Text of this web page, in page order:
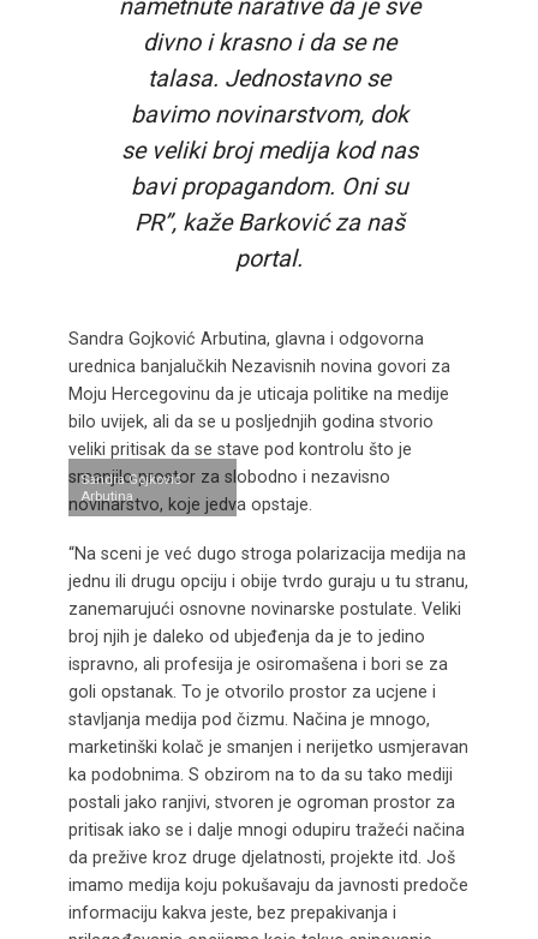
nametnute narative da je sve
divno i krasno i da se ne
talasa. Jednostavno se
bavimo novinarstvom, dok
se veliki broj medija kod nas
bavi propagandom. Oni su
PR”, kaže Barković za naš
portal.
Sandra Gojković Arbutina, glavna i odgovorna
urednica banjalučkih Nezavisnih novina govori za
Moju Hercegovinu da je uticaja politike na medije
bilo uvijek, ali da se u posljednjih godina stvorio
veliki pritisak da se stave pod kontrolu što je
smanjilo prostor za slobodno i nezavisno
novinarstvo, koje jedva opstaje.
Sandra Gojković
Arbutina
“Na sceni je već dugo stroga polarizacija medija na
jednu ili drugu opciju i obije tvrdo guraju u tu stranu,
zanemarujući osnovne novinarske postulate. Veliki
broj njih je daleko od ubjeđenja da je to jedino
ispravno, ali profesija je osiromašena i bori se za
goli opstanak. To je otvorilo prostor za ucjene i
stavljanja medija pod čizmu. Načina je mnogo,
marketinški kolač je smanjen i nerijetko usmjeravan
ka podobnima. S obzirom na to da su tako mediji
postali jako ranjivi, stvoren je ogroman prostor za
pritisak iako se i dalje mnogi odupiru tražeći načina
da prežive kroz druge djelatnosti, projekte itd. Još
imamo medija koju pokušavaju da javnosti predoče
informaciju kakva jeste, bez prepakivanja i